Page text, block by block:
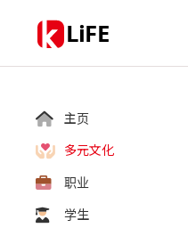
LiFE
主页
多元文化
职业
学生